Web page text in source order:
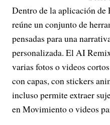
Dentro de la aplicación de
reúne un conjunto de
pensadas para una
personalizada. El AI
varias fotos o videos
con capas, con stickers
incluso permite extraer
en Movimiento o videos